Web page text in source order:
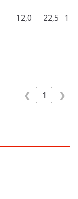
12,0 22,5
❮ 1 ❯